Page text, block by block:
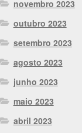
novembro 2023
outubro 2023
setembro 2023
agosto 2023
junho 2023
maio 2023
abril 2023